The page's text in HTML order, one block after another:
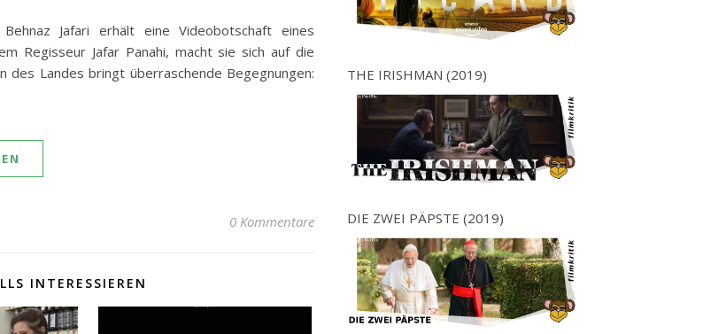
Jafari erhält eine Videobotschaft eines
Regisseur Jafar Panahi, macht sie sich auf die
des Landes bringt überraschende Begegnungen:
0 Kommentare
INTERESSIEREN
THE IRISHMAN (2019)
DIE ZWEI PÄPSTE (2019)